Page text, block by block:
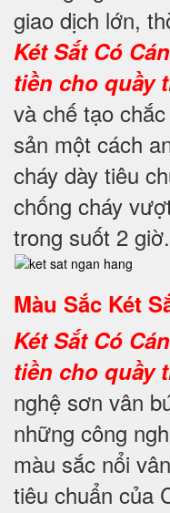
giao dịch lớn,
Két Sắt Có
tiền cho quầy
và chế tạo
sản một cách
cháy dày tiêu
chống cháy
trong suốt 2 giờ.
Màu Sắc Két
Két Sắt Có
tiền cho quầy
nghệ sơn vân
những công
màu sắc nổi
tiêu chuẩn của